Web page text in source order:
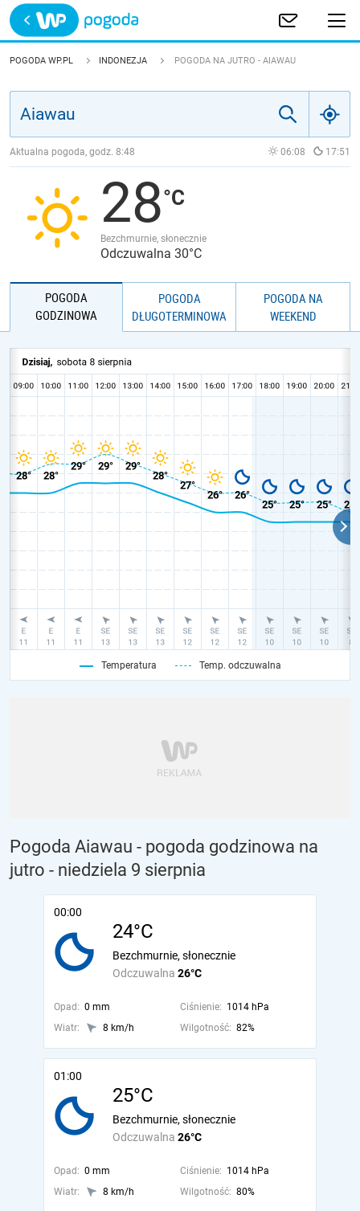
Trwa ładowanie
POLSKA
JAKOŚĆ POWIETRZA
POGODA WP.PL INDONEZJA POGODA NA JUTRO - AIAWAU
Aktualna pogoda, godz. 8:48 06:08 17:51
28
Bezchmurnie, słonecznie
Odczuwalna 30°C
POGODA
GODZINOWA
POGODA
DŁUGOTERMINOWA
POGODA NA
WEEKEND
Temperatura Temp. odczuwalna
Pogoda Aiawau - pogoda godzinowa na
jutro - niedziela 9 sierpnia
00:00
24°C
Odczuwalna 26°C
Bezchmurnie, słonecznie
Opad: 0 mm Ciśnienie: 1014 hPa
Wiatr:
8 km/h Wilgotność: 82%
01:00
25°C
Odczuwalna 26°C
Bezchmurnie, słonecznie
Opad: 0 mm Ciśnienie: 1014 hPa
Wiatr:
8 km/h Wilgotność: 80%